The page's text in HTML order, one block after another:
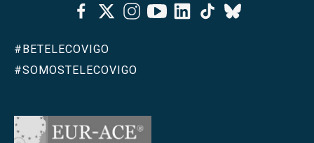
FacebookTwitterInstagramYoutubeLinkedinTiktok
Bluesky
#BETELECOVIGO
#SOMOSTELECOVIGO